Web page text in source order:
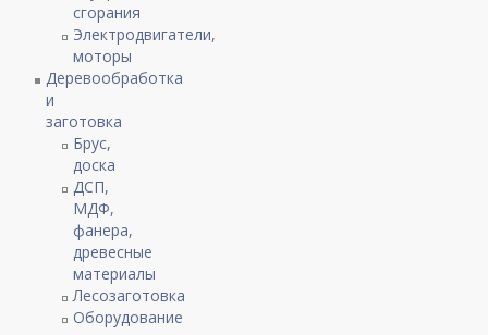
сгорания
Электродвигатели,
моторы
Деревообработка
и
заготовка
Брус,
доска
ДСП,
МДФ,
фанера,
древесные
материалы
Лесозаготовка
Оборудование